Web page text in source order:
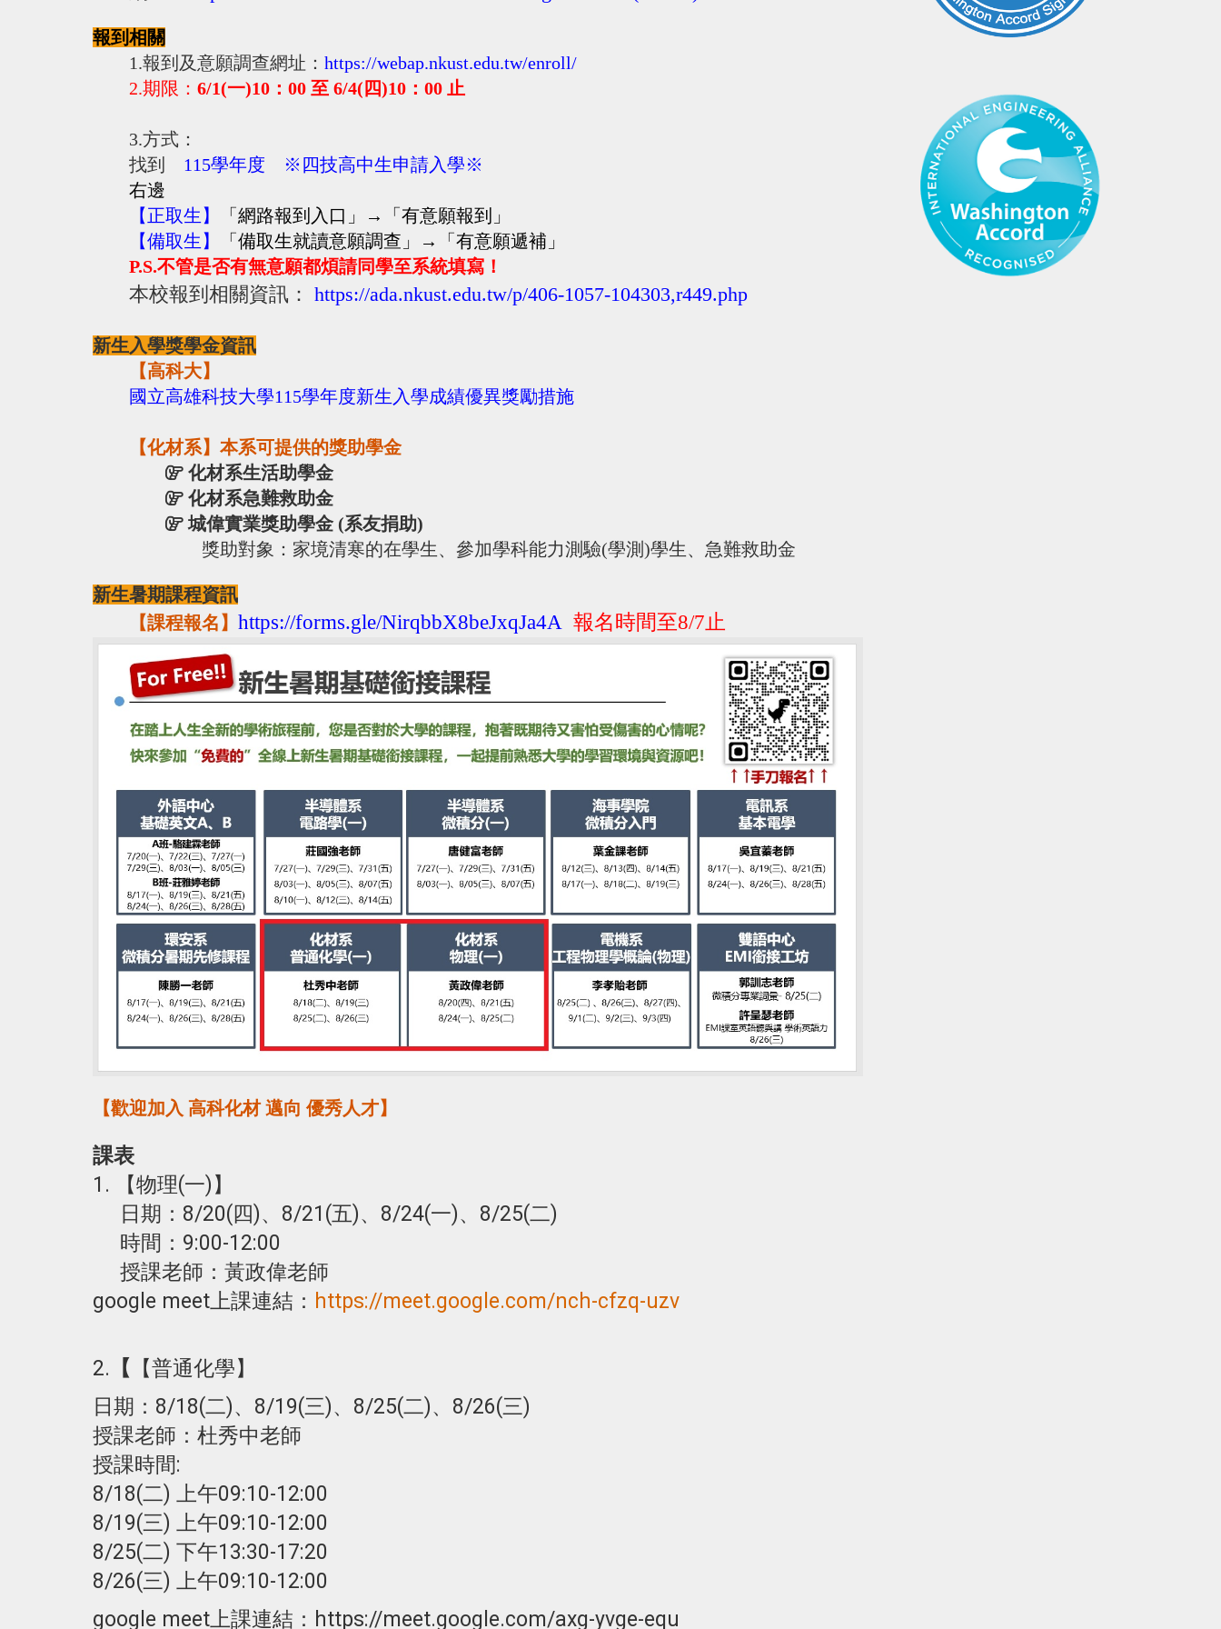
報到相關
1.報到及意願調查網址： https://webap.nkust.edu.tw/enroll/
2.期限： 6/1(一)10：00 至 6/4(四)10：00 止
3.方式：
找到 115學年度 ※四技高中生申請入學※
右邊
【正取生】
「網路報到入口」→「有意願報到」
【備取生】
「備取生就讀意願調查」→「有意願遞補」
P.S.不管是否有無意願都煩請同學至系統填寫！
本校報到相關資訊： https://ada.nkust.edu.tw/p/406-1057-104303,r449.php
新生入學獎學金資訊
【高科大】
國立高雄科技大學115學年度新生入學成績優異獎勵措施
【化材系】本系可提供的獎助學金
化材系生活助學金
化材系急難救助金
城偉實業獎助學金 (系友捐助)
獎助對象：家境清寒的在學生、參加學科能力測驗(學測)學生、急難救助金
新生暑期課程資訊
【課程報名】 https://forms.gle/NirqbbX8beJxqJa4A 報名時間至8/7止
【歡迎加入 高科化材 邁向 優秀人才】
課表
1. 【物理(一)】
日期：8/20(四)、8/21(五)、8/24(一)、8/25(二)
時間：9:00-12:00
授課老師：黃政偉老師
google meet上課連結： https://meet.google.com/nch-cfzq-uzv
2. 【
【普通化學】
日期：8/18(二)、8/19(三)、8/25(二)、8/26(三)
授課老師：杜秀中老師
授課時間:
8/18(二) 上午09:10-12:00
8/19(三) 上午09:10-12:00
8/25(二) 下午13:30-17:20
8/26(三) 上午09:10-12:00
google meet上課連結：https://meet.google.com/axg-yvge-equ